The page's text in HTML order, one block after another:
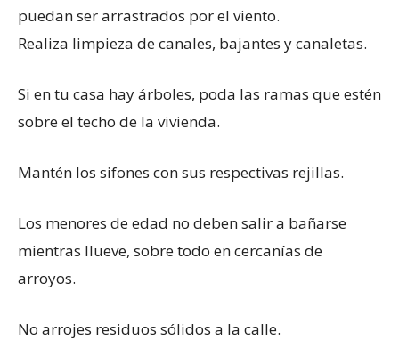
puedan ser arrastrados por el viento.
Realiza limpieza de canales, bajantes y canaletas.
Si en tu casa hay árboles, poda las ramas que estén
sobre el techo de la vivienda.
Mantén los sifones con sus respectivas rejillas.
Los menores de edad no deben salir a bañarse
mientras llueve, sobre todo en cercanías de
arroyos.
No arrojes residuos sólidos a la calle.